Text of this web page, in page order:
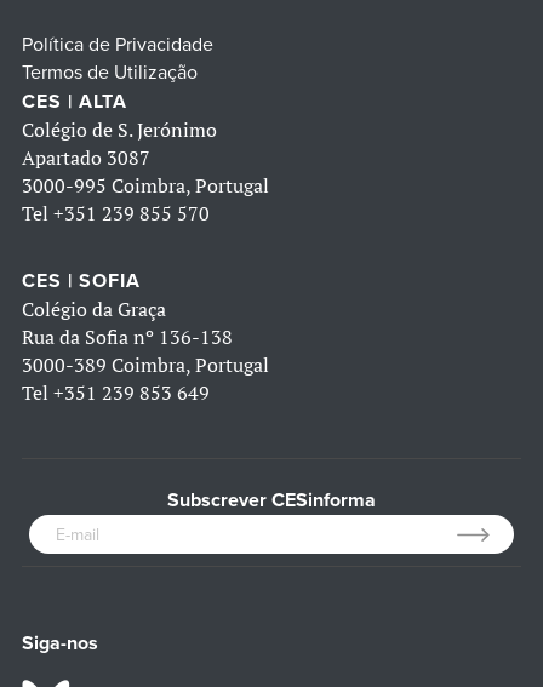
Política de Privacidade
Termos de Utilização
CES | ALTA
Colégio de S. Jerónimo
Apartado 3087
3000-995 Coimbra, Portugal
Tel +351 239 855 570
CES | SOFIA
Colégio da Graça
Rua da Sofia nº 136-138
3000-389 Coimbra, Portugal
Tel +351 239 853 649
Subscrever CESinforma
Siga-nos